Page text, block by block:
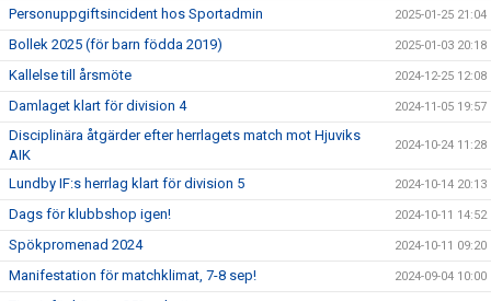
Personuppgiftsincident hos Sportadmin 2025-01-25 21:04
Bollek 2025 (för barn födda 2019) 2025-01-03 20:18
Kallelse till årsmöte 2024-12-25 12:08
Damlaget klart för division 4 2024-11-05 19:57
Disciplinära åtgärder efter herrlagets match mot Hjuviks
AIK
2024-10-24 11:28
Lundby IF:s herrlag klart för division 5 2024-10-14 20:13
Dags för klubbshop igen! 2024-10-11 14:52
Spökpromenad 2024 2024-10-11 09:20
Manifestation för matchklimat, 7-8 sep! 2024-09-04 10:00